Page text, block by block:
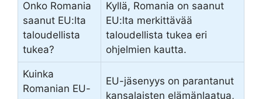
Onko Romania
saanut EU:lta
taloudellista
tukea?
Kyllä, Romania on saanut
EU:lta merkittävää
taloudellista tukea eri
ohjelmien kautta.
Kuinka
Romanian EU-
EU-jäsenyys on parantanut
kansalaisten elämänlaatua,